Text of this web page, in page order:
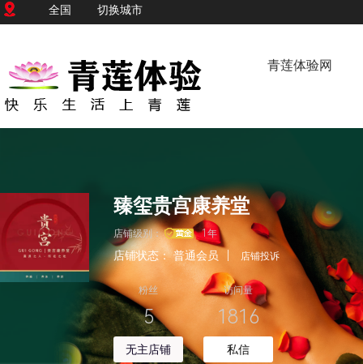
全国 切换城市
青莲体验网
臻玺贵宫康养堂
店铺级别： 1年
店铺状态：普通会员 店铺投诉
粉丝
5
无主店铺
访问量
1816
私信